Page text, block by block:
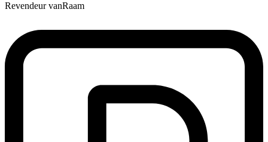
Revendeur vanRaam